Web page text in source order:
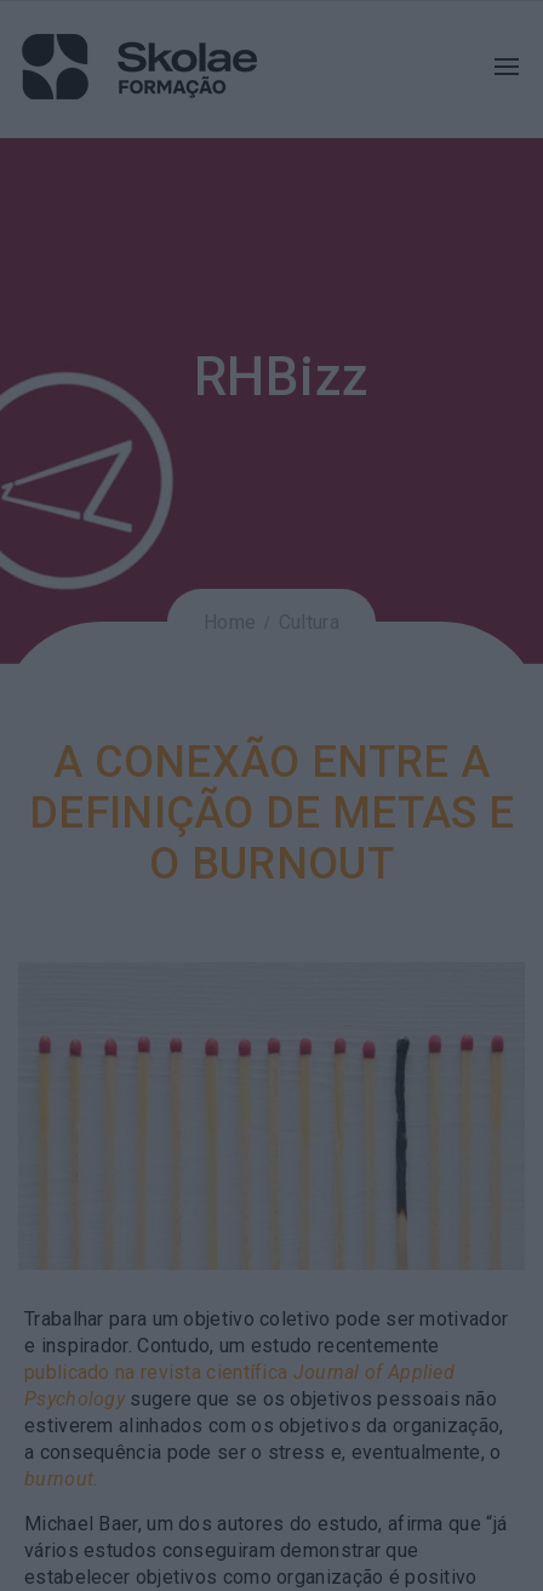
RHBizz
A CONEXÃO ENTRE A
DEFINIÇÃO DE METAS E
O BURNOUT
Trabalhar para um objetivo coletivo pode ser motivador
e inspirador. Contudo, um estudo recentemente
publicado na revista científica Journal of Applied
Psychologysugere que se os objetivos pessoais não
estiverem alinhados com os objetivos da organização,
a consequência pode ser o stress e, eventualmente, o
burnout.
Michael Baer, um dos autores do estudo, afirma que “já
vários estudos conseguiram demonstrar que
estabelecer objetivos como organização é positivo